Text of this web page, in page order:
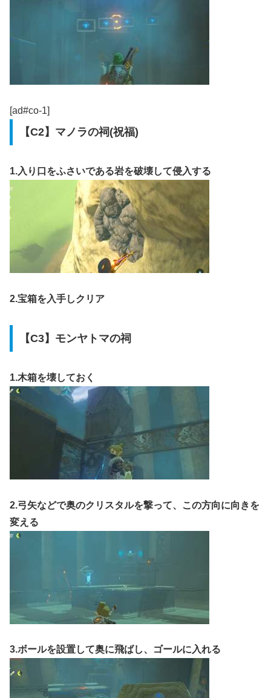
[ad#co-1]
【C2】マノラの祠(祝福)
1.入り口をふさいである岩を破壊して侵入する
2.宝箱を入手しクリア
【C3】モンヤトマの祠
1.木箱を壊しておく
2.弓矢などで奥のクリスタルを撃って、この方向に向きを
変える
3.ボールを設置して奥に飛ばし、ゴールに入れる